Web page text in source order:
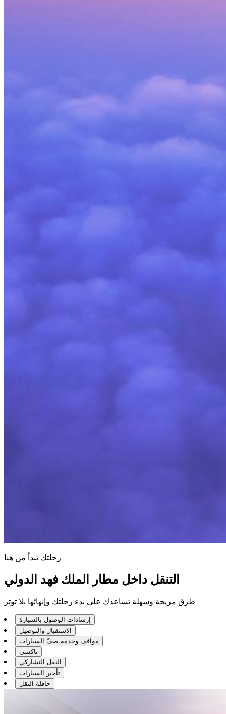
رحلتك تبدأ من هنا
التنقل داخل مطار الملك فهد الدولي
طرق مريحة وسهلة تساعدك على بدء رحلتك وإنهائها بلا توتر
إرشادات الوصول بالسيارة
الاستقبال والتوصيل
مواقف وخدمة صفّ السيارات
تاكسي
النقل التشاركي
تأجير السيارات
حافلة النقل